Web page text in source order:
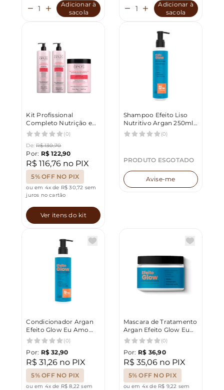
Adicionar à
sacola
Adicionar à
sacola
Kit Profissional
Completo Nutrição e
Crescimento 1L Salon
Opus
(0)
De:R$ 130,70
Por: R$ 122,90
R$ 116,76 no PIX
5% OFF NO PIX
ou em 4x de R$ 30,72 sem
juros no cartão
Ver itens do kit
Shampoo Efeito Liso
Nutritivo Argan 250ml
Eu Amo Charming
(0)
PRODUTO ESGOTADO
Avise-me
Condicionador Argan
Efeito Glow Eu Amo
Charming 200ml
(0)
Por: R$ 32,90
R$ 31,26 no PIX
5% OFF NO PIX
ou em 4x de R$ 8,22 sem
Mascara de Tratamento
Argan Efeito Glow Eu
Amo Charming 250g
(0)
Por: R$ 36,90
R$ 35,06 no PIX
5% OFF NO PIX
ou em 4x de R$ 9,22 sem